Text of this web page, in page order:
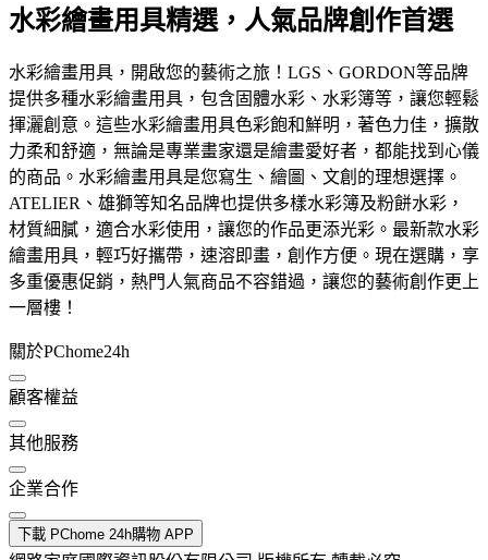
水彩繪畫用具精選，人氣品牌創作首選
水彩繪畫用具，開啟您的藝術之旅！LGS、GORDON等品牌
提供多種水彩繪畫用具，包含固體水彩、水彩簿等，讓您輕鬆
揮灑創意。這些水彩繪畫用具色彩飽和鮮明，著色力佳，擴散
力柔和舒適，無論是專業畫家還是繪畫愛好者，都能找到心儀
的商品。水彩繪畫用具是您寫生、繪圖、文創的理想選擇。
ATELIER、雄獅等知名品牌也提供多樣水彩簿及粉餅水彩，
材質細膩，適合水彩使用，讓您的作品更添光彩。最新款水彩
繪畫用具，輕巧好攜帶，速溶即畫，創作方便。現在選購，享
多重優惠促銷，熱門人氣商品不容錯過，讓您的藝術創作更上
一層樓！
關於PChome24h
顧客權益
其他服務
企業合作
下載 PChome 24h購物 APP